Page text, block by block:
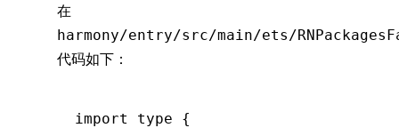
在
harmony/entry/src/main/ets/
代码如下：
import type {